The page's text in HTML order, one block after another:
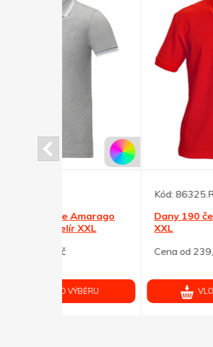
Dany 190 červená polokošile
XXL
Cena od 239,00 Kč
VLOŽIT DO VÝBĚRU